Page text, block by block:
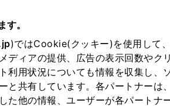
。
)ではCookie(クッキー)を使用して
ディアの提供、広告の表示回数やク
利用状況についても情報を収集し、
と共有しています。各パートナーは
た他の情報、ユーザーが各パートナ